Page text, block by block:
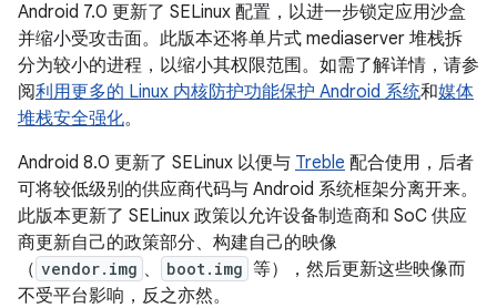
Android 7.0 更新了 SELinux 配置，以进一步锁定应用沙盒
并缩小受攻击面。此版本还将单片式 mediaserver 堆栈拆
分为较小的进程，以缩小其权限范围。如需了解详情，请参
阅利用更多的 Linux 内核防护功能保护 Android 系统和媒体
堆栈安全强化。
Android 8.0 更新了 SELinux 以便与 Treble 配合使用，后者
可将较低级别的供应商代码与 Android 系统框架分离开来。
此版本更新了 SELinux 政策以允许设备制造商和 SoC 供应
商更新自己的政策部分、构建自己的映像
（ vendor.img 、 boot.img 等），然后更新这些映像而
不受平台影响，反之亦然。